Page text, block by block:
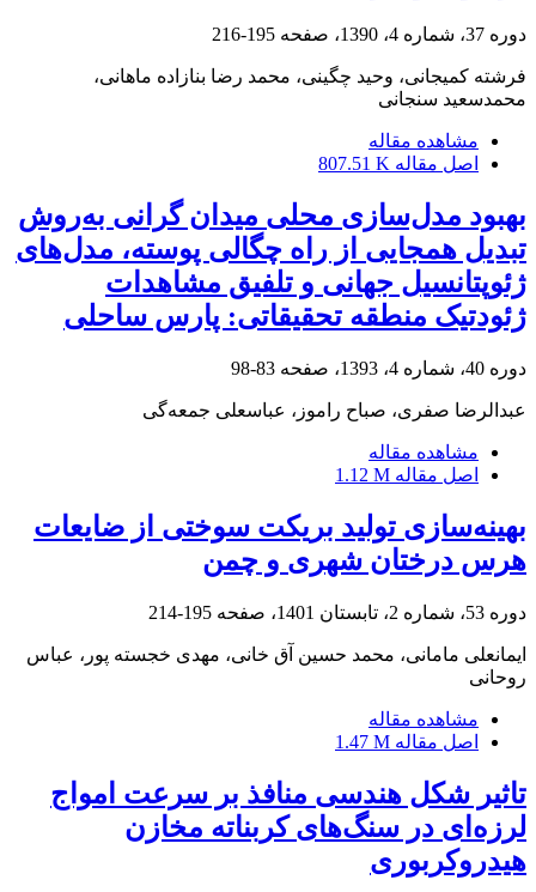
دوره 37، شماره 4، 1390، صفحه 195-216
فرشته کمیجانی، وحید چگینی، محمد رضا بنازاده ماهانی،
محمدسعید سنجانی
مشاهده مقاله
اصل مقاله 807.51 K
بهبود مدل‌سازی محلی میدان گرانی به‌روش
تبدیل همجایی از راه چگالی پوسته، مدل‌های
ژئوپتانسیل جهانی و تلفیق مشاهدات
ژئودتیک منطقه تحقیقاتی: پارس ساحلی
دوره 40، شماره 4، 1393، صفحه 83-98
عبدالرضا صفری، صباح راموز، عباسعلی جمعه‌گی
مشاهده مقاله
اصل مقاله 1.12 M
بهینه‌سازی تولید بریکت‌ سوختی از ضایعات
هرس درختان شهری و چمن
دوره 53، شماره 2، تابستان 1401، صفحه 195-214
ایمانعلی مامانی، محمد حسین آق خانی، مهدی خجسته پور، عباس
روحانی
مشاهده مقاله
اصل مقاله 1.47 M
تاثیر شکل هندسی منافذ بر سرعت امواج
لرزه‌ای در سنگ‌های کربناته مخازن
هیدروکربوری